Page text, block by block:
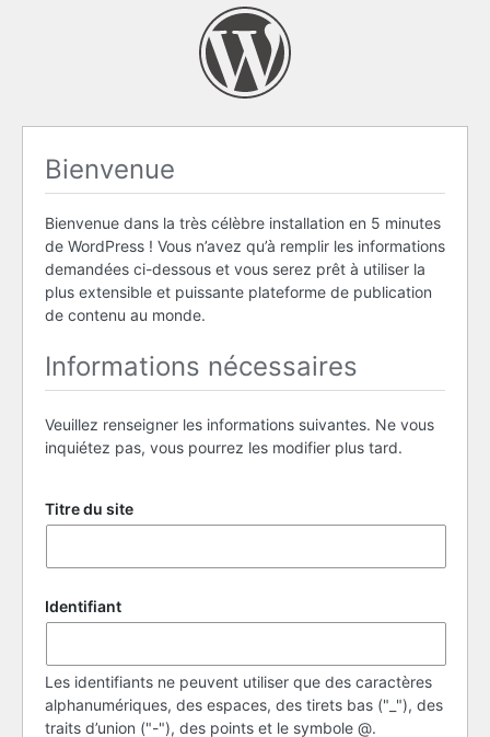
Bienvenue
Bienvenue dans la très célèbre installation en 5 minutes
de WordPress ! Vous n’avez qu’à remplir les informations
demandées ci-dessous et vous serez prêt à utiliser la
plus extensible et puissante plateforme de publication
de contenu au monde.
Informations nécessaires
Veuillez renseigner les informations suivantes. Ne vous
inquiétez pas, vous pourrez les modifier plus tard.
Titre du site
Identifiant
Les identifiants ne peuvent utiliser que des caractères
alphanumériques, des espaces, des tirets bas ("_"), des
traits d’union ("-"), des points et le symbole @.